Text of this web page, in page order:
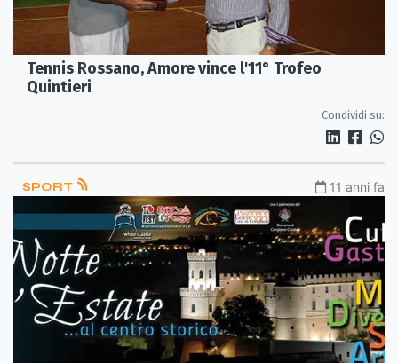
Tennis Rossano, Amore vince l'11° Trofeo
Quintieri
Condividi su:
SPORT 11 anni fa